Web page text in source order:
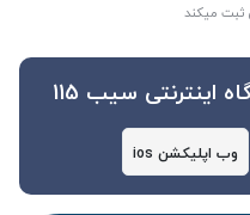
ثبت میکند
سیب 115
وب اپلیکشن ios